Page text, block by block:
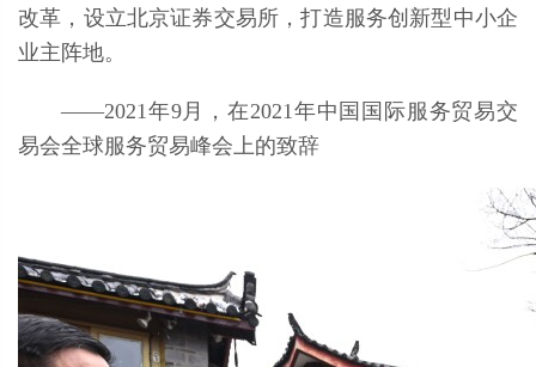
改革，设立北京证券交易所，打造服务创新型中小企
业主阵地。
——2021年9月，在2021年中国国际服务贸易交
易会全球服务贸易峰会上的致辞